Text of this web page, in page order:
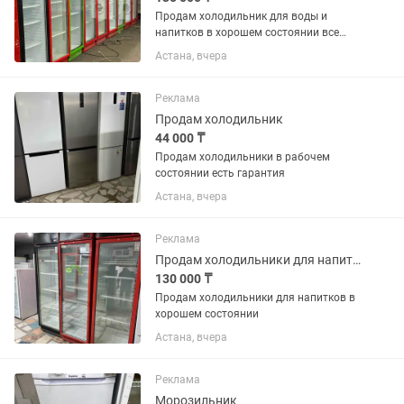
Продам холодильник для воды и
напитков в хорошем состоянии все
работает без дефектов
Астана, вчера
Реклама
Продам холодильник
44 000 ₸
Продам холодильники в рабочем
состоянии есть гарантия
Астана, вчера
Реклама
Продам холодильники для напитков в хорошем состоянии
130 000 ₸
Продам холодильники для напитков в
хорошем состоянии
Астана, вчера
Реклама
Морозильник